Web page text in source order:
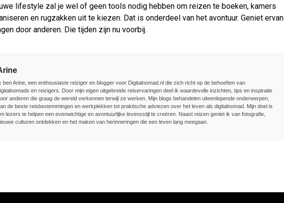
lifestyle zal je wel of geen tools nodig hebben om reizen te boeken, kamers
en rugzakken uit te kiezen. Dat is onderdeel van het avontuur. Geniet ervan
door anderen. Die tijden zijn nu voorbij.
ben Arine, een enthousiaste reiziger en blogger voor Digitalnomad.nl die zich richt op de behoeften van
en reizigers. Door mijn eigen uitgebreide reiservaringen deel ik waardevolle inzichten, tips en inspiratie
anderen die graag de wereld verkennen terwijl ze werken. Mijn blogs behandelen uiteenlopende onderwerpen,
de beste reisbestemmingen en werkplekken tot praktische adviezen over het leven als digitalnomad. Mijn doel is
lezers te helpen een evenwichtige en avontuurlijke levensstijl te creëren. Naast reizen geniet ik van fotografie,
culturen ontdekken en het maken van herinneringen die een leven lang meegaan.